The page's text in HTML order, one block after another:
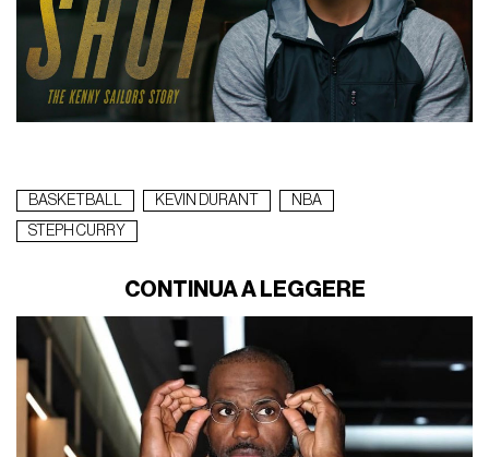
BASKETBALL KEVIN DURANT
NBA
STEPH CURRY
CONTINUA A LEGGERE